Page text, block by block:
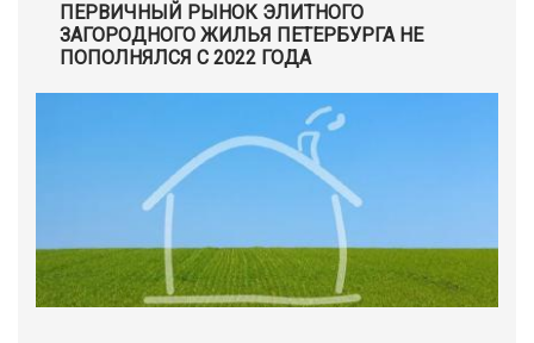
ПЕРВИЧНЫЙ РЫНОК ЭЛИТНОГО
ЗАГОРОДНОГО ЖИЛЬЯ ПЕТЕРБУРГА НЕ
ПОПОЛНЯЛСЯ С 2022 ГОДА